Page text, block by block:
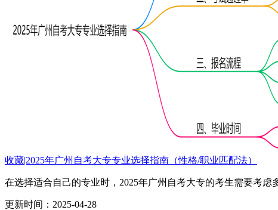
收藏|2025年广州自考大专专业选择指南（性格/职业匹配法）
在选择适合自己的专业时，2025年广州自考大专的考生需要考
更新时间：2025-04-28